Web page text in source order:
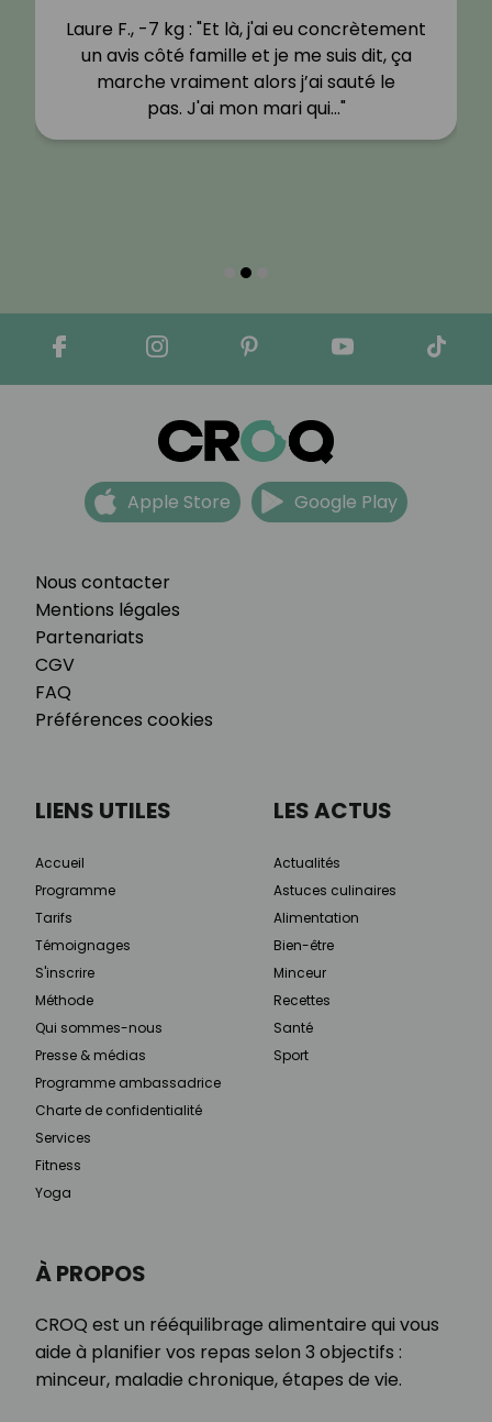
Laure F., -7 kg : "Et là, j'ai eu concrètement
un avis côté famille et je me suis dit, ça
marche vraiment alors j’ai sauté le
pas. J'ai mon mari qui…"
Nous contacter
Mentions légales
Partenariats
CGV
FAQ
Préférences cookies
Apple Store Google Play
À PROPOS
CROQ est un rééquilibrage alimentaire qui vous
aide à planifier vos repas selon 3 objectifs :
minceur, maladie chronique, étapes de vie.
LIENS UTILES
Accueil
Programme
Tarifs
Témoignages
S'inscrire
Méthode
Qui sommes-nous
Presse & médias
Programme ambassadrice
Charte de confidentialité
Services
Fitness
Yoga
LES ACTUS
Actualités
Astuces culinaires
Alimentation
Bien-être
Minceur
Recettes
Santé
Sport